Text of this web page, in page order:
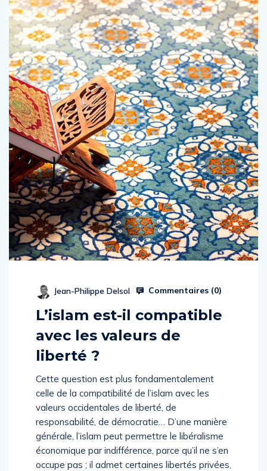
Jean-Philippe Delsol Commentaires (0)
L’islam est-il compatible
avec les valeurs de
liberté ?
Cette question est plus fondamentalement
celle de la compatibilité de l’islam avec les
valeurs occidentales de liberté, de
responsabilité, de démocratie… D’une manière
générale, l’islam peut permettre le libéralisme
économique par indifférence, parce qu’il ne s’en
occupe pas ; il admet certaines libertés privées,